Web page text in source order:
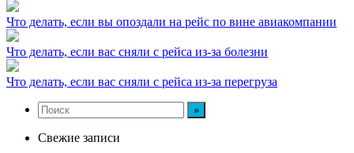
Что делать, если вы опоздали на рейс по вине авиакомпании
Что делать, если вас сняли с рейса из-за болезни
Что делать, если вас сняли с рейса из-за перегруза
Свежие записи